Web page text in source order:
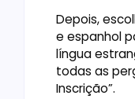
Depois,
e espanhol
língua
todas as
Inscrição”.